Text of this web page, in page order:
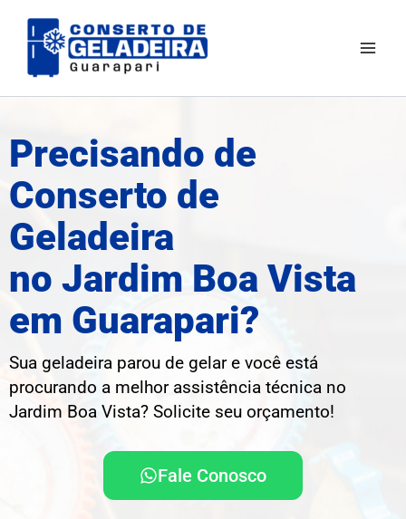
para
Precisando de
Conserto de
Geladeira
no Jardim Boa Vista
em Guarapari?
Sua geladeira parou de gelar e você está
procurando a melhor assistência técnica no
Jardim Boa Vista? Solicite seu orçamento!
Fale Conosco